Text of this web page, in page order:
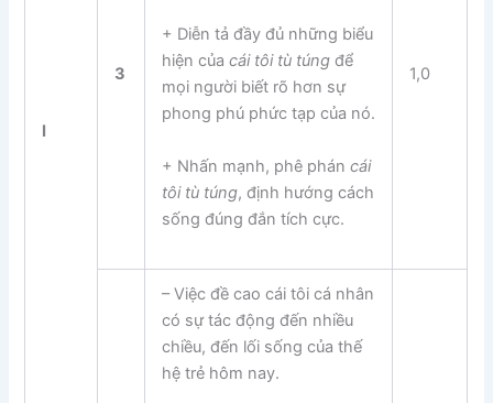
I
3
+ Diễn tả đầy đủ những biểu
hiện củacái tôi tù túng để
mọi người biết rõ hơn sự
phong phú phức tạp của nó.
+ Nhấn mạnh, phê pháncái
tôi tù túng, định hướng cách
sống đúng đắn tích cực.
1,0
– Việc đề cao cái tôi cá nhân
có sự tác động đến nhiều
chiều, đến lối sống của thế
hệ trẻ hôm nay.